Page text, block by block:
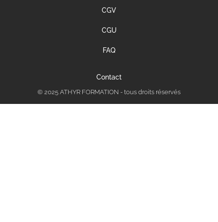
CGV
CGU
FAQ
Contact
© 2025 ATHYR FORMATION - tous droits réservés